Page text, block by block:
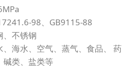
98、GB9115-88
、不锈钢
海水、空气、蒸气、食品、 药
碱类、盐类等